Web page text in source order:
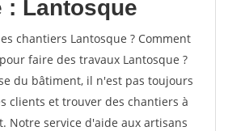
Lantosque
chantiers Lantosque ? Comment
faire des travaux Lantosque ?
du bâtiment, il n'est pas toujours
clients et trouver des chantiers à
Notre service d'aide aux artisans